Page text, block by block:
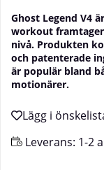
Ghost Legend V4
workout
nivå. Produkten
och patenterade
är populär bland
motionärer.
Leverans: 1-2